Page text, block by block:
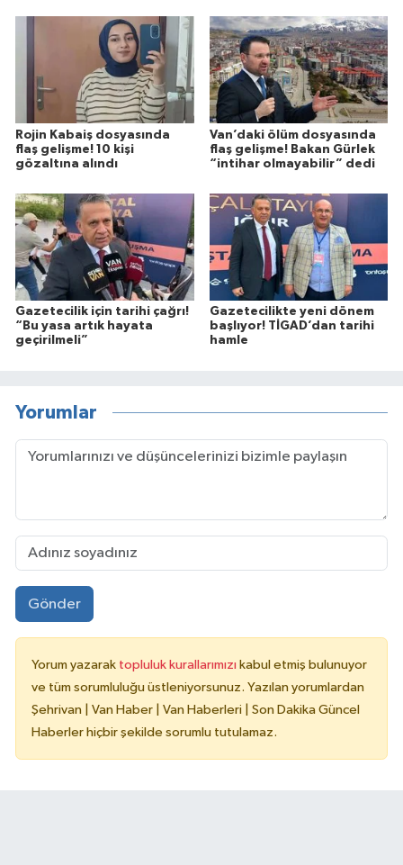
Rojin Kabaiş dosyasında
flaş gelişme! 10 kişi
gözaltına alındı
Van’daki ölüm dosyasında
flaş gelişme! Bakan Gürlek
“intihar olmayabilir” dedi
Gazetecilik için tarihi çağrı!
“Bu yasa artık hayata
geçirilmeli”
Gazetecilikte yeni dönem
başlıyor! TİGAD’dan tarihi
hamle
Yorumlar
Gönder
Yorum yazarak topluluk kurallarımızı kabul etmiş bulunuyor
ve tüm sorumluluğu üstleniyorsunuz. Yazılan yorumlardan
Şehrivan | Van Haber | Van Haberleri | Son Dakika Güncel
Haberler hiçbir şekilde sorumlu tutulamaz.